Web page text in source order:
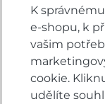
Hodnoťte.
PŘIDAT
K
e-shopu, k
vašim
cookie.
udělíte